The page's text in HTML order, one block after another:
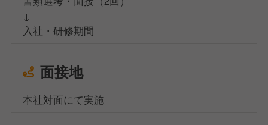
↓
入社・研修期間
面接地
本社対面にて実施